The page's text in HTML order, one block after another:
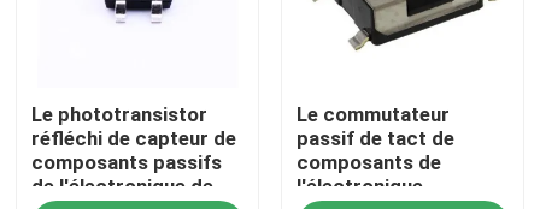
Produits
Vidéos
Le phototransistor
réfléchi de capteur de
composants passifs
de l'électronique de
Le commutateur
passif de tact de
composants de
l'électronique